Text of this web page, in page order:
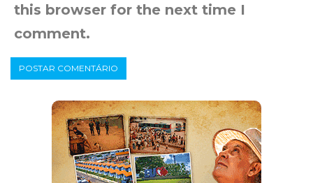
this browser for the next time I
comment.